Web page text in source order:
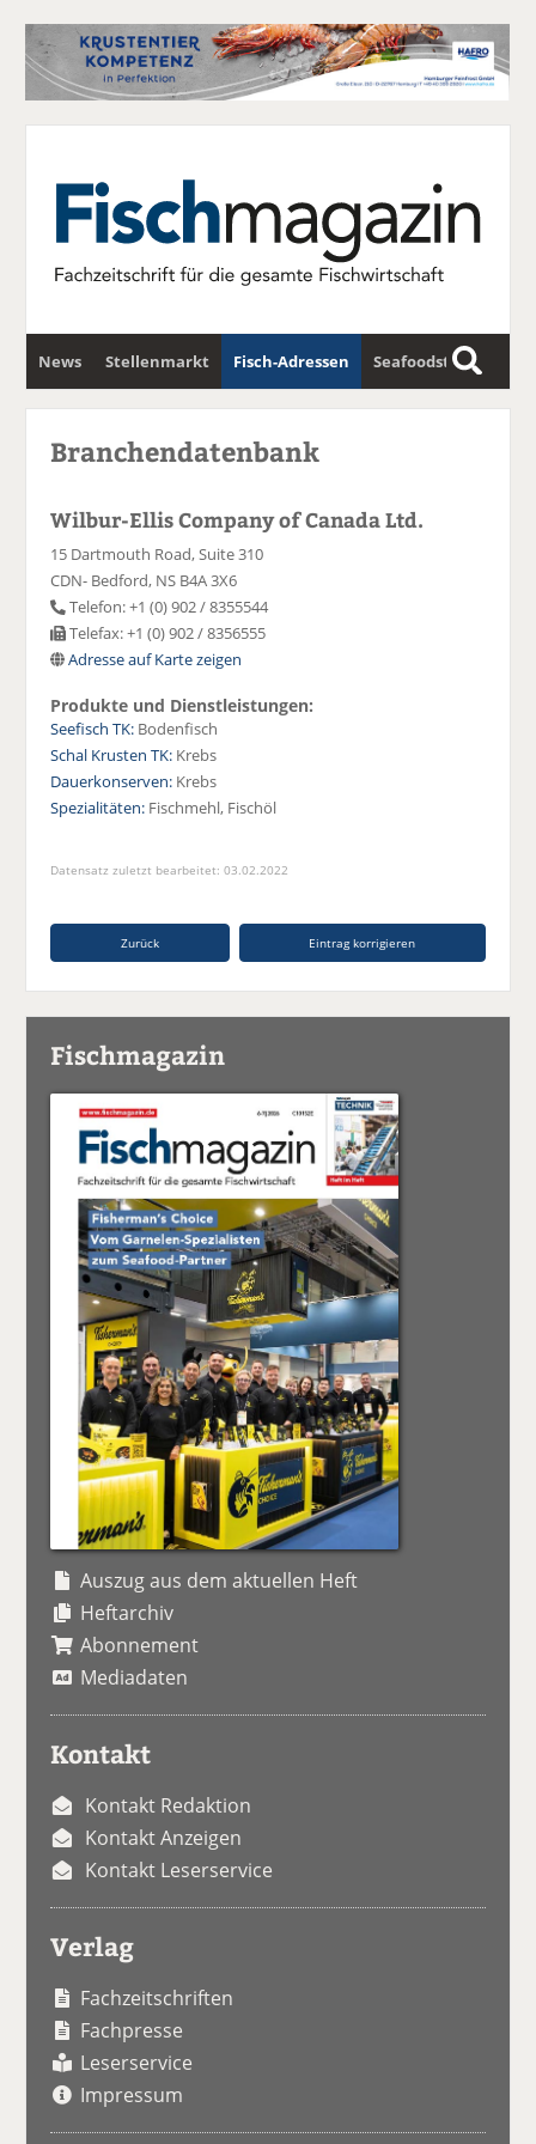
News Stellenmarkt Fisch-Adressen Seafoodstar
Fischwirtschafts-Gipfel Newsletter
S
u
Branchendatenbank
Wilbur-Ellis Company of Canada Ltd.
15 Dartmouth Road, Suite 310
CDN- Bedford, NS B4A 3X6
Telefon: +1 (0) 902 / 8355544
Telefax: +1 (0) 902 / 8356555
Adresse auf Karte zeigen
Produkte und Dienstleistungen:
Seefisch TK: Bodenfisch
Schal Krusten TK: Krebs
Dauerkonserven: Krebs
Spezialitäten: Fischmehl, Fischöl
Datensatz zuletzt bearbeitet: 03.02.2022
Zurück Eintrag korrigieren
Fischmagazin
Auszug aus dem aktuellen Heft
Heftarchiv
Abonnement
Mediadaten
Kontakt
Kontakt Redaktion
Kontakt Anzeigen
Kontakt Leserservice
Verlag
Fachzeitschriften
Fachpresse
Leserservice
Impressum